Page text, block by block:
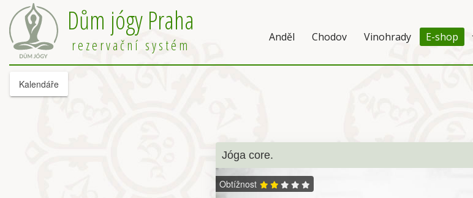
Dům jógy Praha
rezervační systém Anděl Chodov Vinohrady E-shop
Kalendáře
Jóga core.
Obtížnost